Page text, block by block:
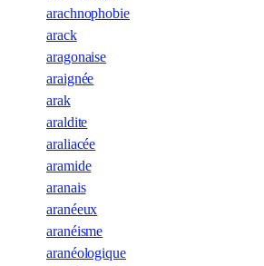
arachnophobie
arack
aragonaise
araignée
arak
araldite
araliacée
aramide
aranais
aranéeux
aranéisme
aranéologique